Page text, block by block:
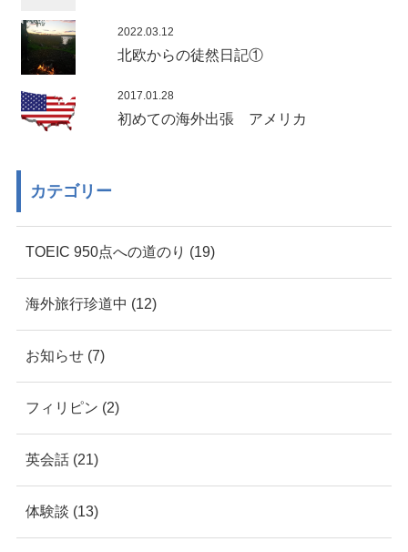
2022.03.12
北欧からの徒然日記①
2017.01.28
初めての海外出張 アメリカ
カテゴリー
TOEIC 950点への道のり (19)
海外旅行珍道中 (12)
お知らせ (7)
フィリピン (2)
英会話 (21)
体験談 (13)